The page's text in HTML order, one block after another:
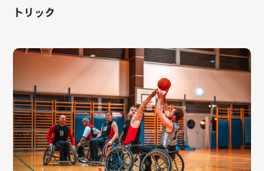
トリック